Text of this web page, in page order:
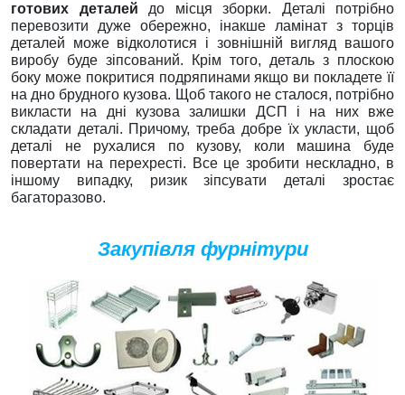
готових деталей до місця зборки. Деталі потрібно
перевозити дуже обережно, інакше ламінат з торців
деталей може відколотися і зовнішній вигляд вашого
виробу буде зіпсований. Крім того, деталь з плоскою
боку може покритися подряпинами якщо ви покладете її
на дно брудного кузова. Щоб такого не сталося, потрібно
викласти на дні кузова залишки ДСП і на них вже
складати деталі. Причому, треба добре їх укласти, щоб
деталі не рухалися по кузову, коли машина буде
повертати на перехресті. Все це зробити нескладно, в
іншому випадку, ризик зіпсувати деталі зростає
багаторазово.
Закупівля фурнітури